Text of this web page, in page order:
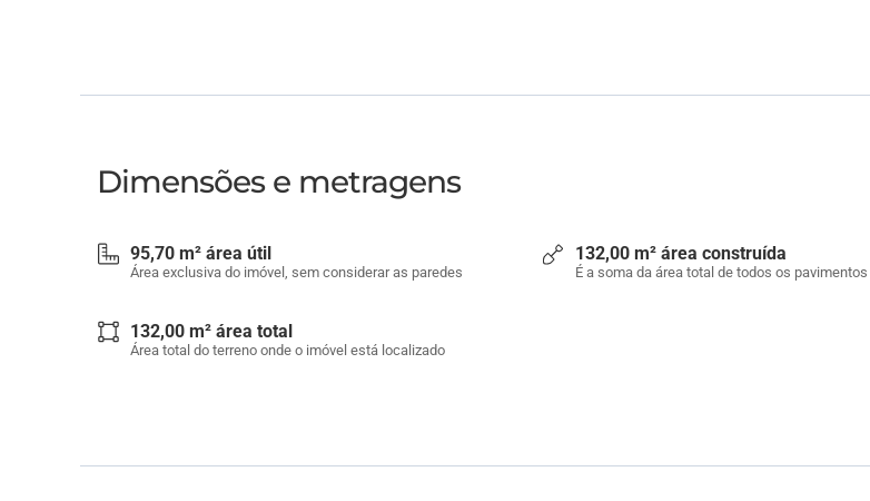
Dimensões e metragens
95,70 m² área útil
Área exclusiva do imóvel, sem considerar as paredes
132,00 m² área construída
É a soma da área total de todos os pavimentos
132,00 m² área total
Área total do terreno onde o imóvel está localizado